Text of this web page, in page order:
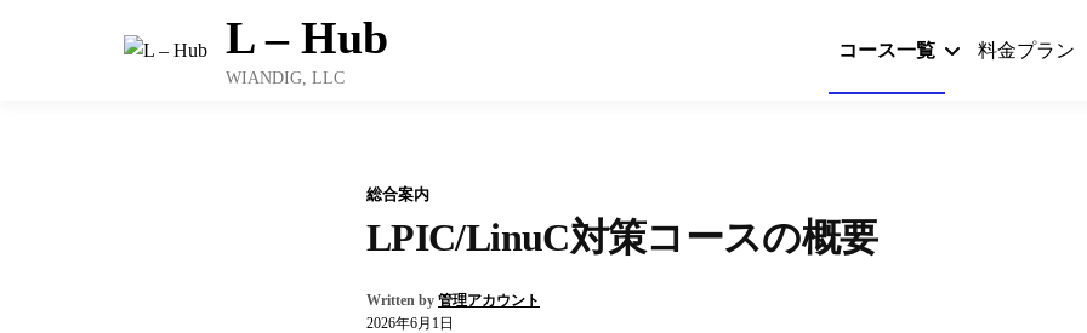
L – Hub
WIANDIG, LLC
コース一覧 料金プラン
総合案内
LPIC/LinuC対策コースの概要
Written by 管理アカウント
2026年6月1日